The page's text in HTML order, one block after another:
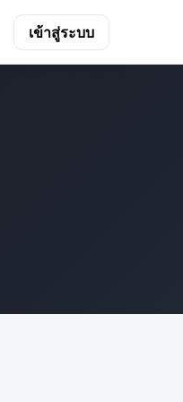
เข้าสู่ระบบ